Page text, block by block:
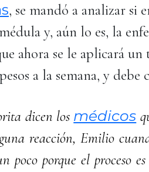
, se mandó a analizar si
y, aún lo es, la
ahora se le aplicará
a la semana, y debe
dicen los médicos
reacción, Emilio
poco porque el proceso